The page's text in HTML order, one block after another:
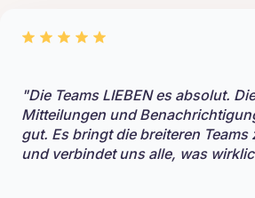
"Die Teams LIEBEN es absolut.
Mitteilungen und
gut. Es bringt die breiteren Teams
und verbindet uns alle, was